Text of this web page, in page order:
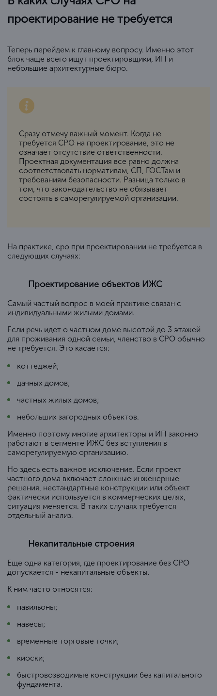
проектирование не требуется
Теперь перейдем к главному вопросу. Именно этот
блок чаще всего ищут проектировщики, ИП и
небольшие архитектурные бюро.
Сразу отмечу важный момент. Когда не
требуется СРО на проектирование, это не
означает отсутствие ответственности.
Проектная документация все равно должна
соответствовать нормативам, СП, ГОСТам и
требованиям безопасности. Разница только в
том, что законодательство не обязывает
состоять в саморегулируемой организации.
На практике, сро при проектировании не требуется в
следующих случаях:
Проектирование объектов ИЖС
Самый частый вопрос в моей практике связан с
индивидуальными жилыми домами.
Если речь идет о частном доме высотой до 3 этажей
для проживания одной семьи, членство в СРО обычно
не требуется. Это касается:
коттеджей;
дачных домов;
частных жилых домов;
небольших загородных объектов.
Именно поэтому многие архитекторы и ИП законно
работают в сегменте ИЖС без вступления в
саморегулируемую организацию.
Но здесь есть важное исключение. Если проект
частного дома включает сложные инженерные
решения, нестандартные конструкции или объект
фактически используется в коммерческих целях,
ситуация меняется. В таких случаях требуется
отдельный анализ.
Некапитальные строения
Еще одна категория, где проектирование без СРО
допускается - некапитальные объекты.
К ним часто относятся:
павильоны;
навесы;
временные торговые точки;
киоски;
быстровозводимые конструкции без капитального
фундамента.